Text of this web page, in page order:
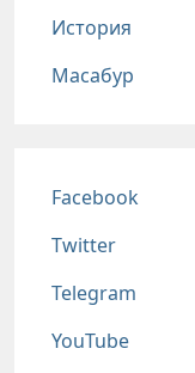
История
Масабур
Соц сети
Facebook
Twitter
Telegram
YouTube